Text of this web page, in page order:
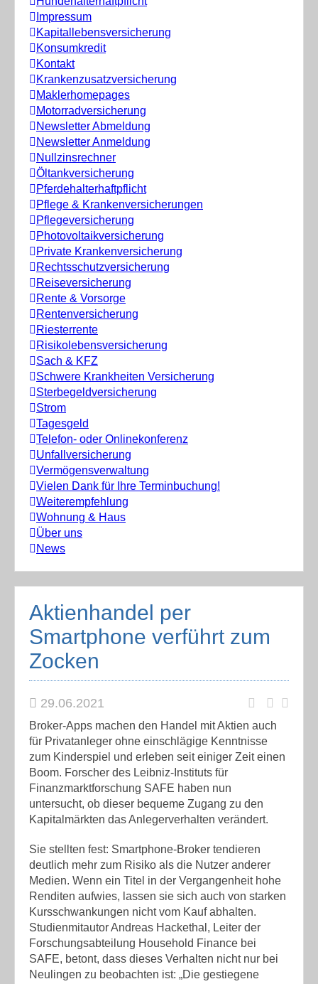
Impressum
Kapitallebensversicherung
Konsumkredit
Kontakt
Krankenzusatzversicherung
Maklerhomepages
Motorradversicherung
Newsletter Abmeldung
Newsletter Anmeldung
Nullzinsrechner
Öltankversicherung
Pferdehalterhaftpflicht
Pflege & Krankenversicherungen
Pflegeversicherung
Photovoltaikversicherung
Private Krankenversicherung
Rechtsschutzversicherung
Reiseversicherung
Rente & Vorsorge
Rentenversicherung
Riesterrente
Risikolebensversicherung
Sach & KFZ
Schwere Krankheiten Versicherung
Sterbegeldversicherung
Strom
Tagesgeld
Telefon- oder Onlinekonferenz
Unfallversicherung
Vermögensverwaltung
Vielen Dank für Ihre Terminbuchung!
Weiterempfehlung
Wohnung & Haus
Über uns
News
Aktienhandel per
Smartphone verführt zum
Zocken
29.06.2021
Broker-Apps machen den Handel mit Aktien auch
für Privatanleger ohne einschlägige Kenntnisse
zum Kinderspiel und erleben seit einiger Zeit einen
Boom. Forscher des Leibniz-Instituts für
Finanzmarktforschung SAFE haben nun
untersucht, ob dieser bequeme Zugang zu den
Kapitalmärkten das Anlegerverhalten verändert.
Sie stellten fest: Smartphone-Broker tendieren
deutlich mehr zum Risiko als die Nutzer anderer
Medien. Wenn ein Titel in der Vergangenheit hohe
Renditen aufwies, lassen sie sich auch von starken
Kursschwankungen nicht vom Kauf abhalten.
Studienmitautor Andreas Hackethal, Leiter der
Forschungsabteilung Household Finance bei
SAFE, betont, dass dieses Verhalten nicht nur bei
Neulingen zu beobachten ist: „Die gestiegene